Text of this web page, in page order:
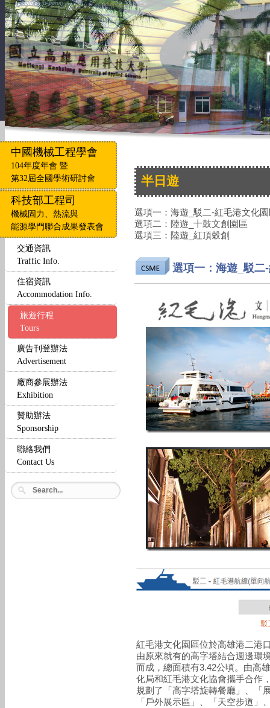
中國機械工程學會
104年度年會 暨
第32屆全國學術研討會
科技部工程司
機械固力、熱流與
能源學門聯合成果發表會
交通資訊
Traffic Info.
住宿資訊
Accommodation Info.
旅遊行程
Tours
廣告刊登辦法
Advertisement
廠商參展辦法
Exhibition
贊助辦法
Sponsorship
聯絡我們
Contact Us
半日遊
選項一：海遊_駁二-紅毛港文化
選項二：陸遊_十鼓文創園區
選項三：陸遊_紅頂穀創
選項一：海遊_駁二
紅毛港文化園區位於高雄港二港
由原來就有的高字塔結合週邊環
而成，總面積有3.42公頃。由高
化局和紅毛港文化協會攜手合作
規劃了「高字塔旋轉餐廳」、「
「戶外展示區」、「天空步道」